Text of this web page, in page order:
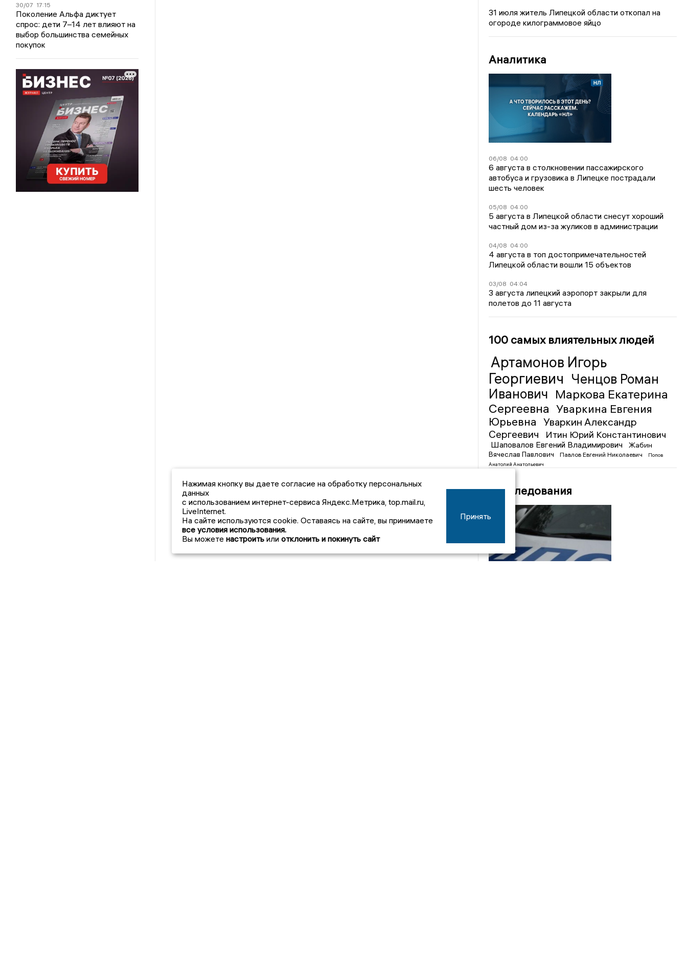
30/07 17:15
Поколение Альфа диктует
спрос: дети 7–14 лет влияют на
выбор большинства семейных
покупок
31 июля житель Липецкой области откопал на
огороде килограммовое яйцо
Аналитика
06/08 04:00
6 августа в столкновении пассажирского
автобуса и грузовика в Липецке пострадали
шесть человек
05/08 04:00
5 августа в Липецкой области снесут хороший
частный дом из-за жуликов в администрации
04/08 04:00
4 августа в топ достопримечательностей
Липецкой области вошли 15 объектов
03/08 04:04
3 августа липецкий аэропорт закрыли для
полетов до 11 августа
100 самых влиятельных людей
Артамонов Игорь
Георгиевич Ченцов Роман
Иванович Маркова Екатерина
Сергеевна Уваркина Евгения
Юрьевна
Уваркин Александр
Сергеевич
Итин Юрий Константинович
Шаповалов Евгений Владимирович
Жабин
Вячеслав Павлович
Павлов Евгений Николаевич
Попов
Анатолий Анатольевич
Расследования
Нажимая кнопку вы даете согласие на обработку персональных
данных
с использованием интернет-сервиса Яндекс.Метрика, top.mail.ru,
LiveInternet.
На сайте используются cookie. Оставаясь на сайте, вы принимаете
все условия использования.
Вы можете настроить или отклонить и покинуть сайт
Принять